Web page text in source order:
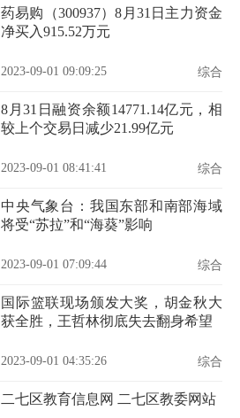
药易购（300937）8月31日主力资金
净买入915.52万元
2023-09-01 09:09:25 综合
8月31日融资余额14771.14亿元，相
较上个交易日减少21.99亿元
2023-09-01 08:41:41 综合
中央气象台：我国东部和南部海域
将受“苏拉”和“海葵”影响
2023-09-01 07:09:44 综合
国际篮联现场颁发大奖，胡金秋大
获全胜，王哲林彻底失去翻身希望
2023-09-01 04:35:26 综合
二七区教育信息网 二七区教委网站